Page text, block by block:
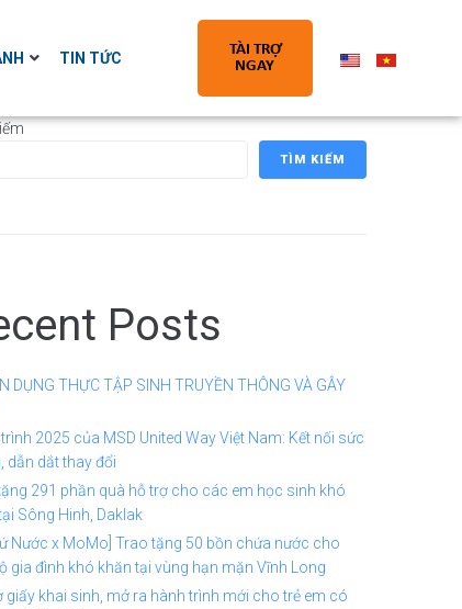
TIN TỨC
TÀI TRỢ
NGAY
TÌM KIẾM
Posts
DỤNG THỰC TẬP SINH TRUYỀN THÔNG VÀ GÂY
2025 của MSD United Way Việt Nam: Kết nối sức
dẫn dắt thay đổi
291 phần quà hỗ trợ cho các em học sinh khó
Sông Hinh, Daklak
Nước x MoMo] Trao tặng 50 bồn chứa nước cho
gia đình khó khăn tại vùng hạn mặn Vĩnh Long
giấy khai sinh, mở ra hành trình mới cho trẻ em có